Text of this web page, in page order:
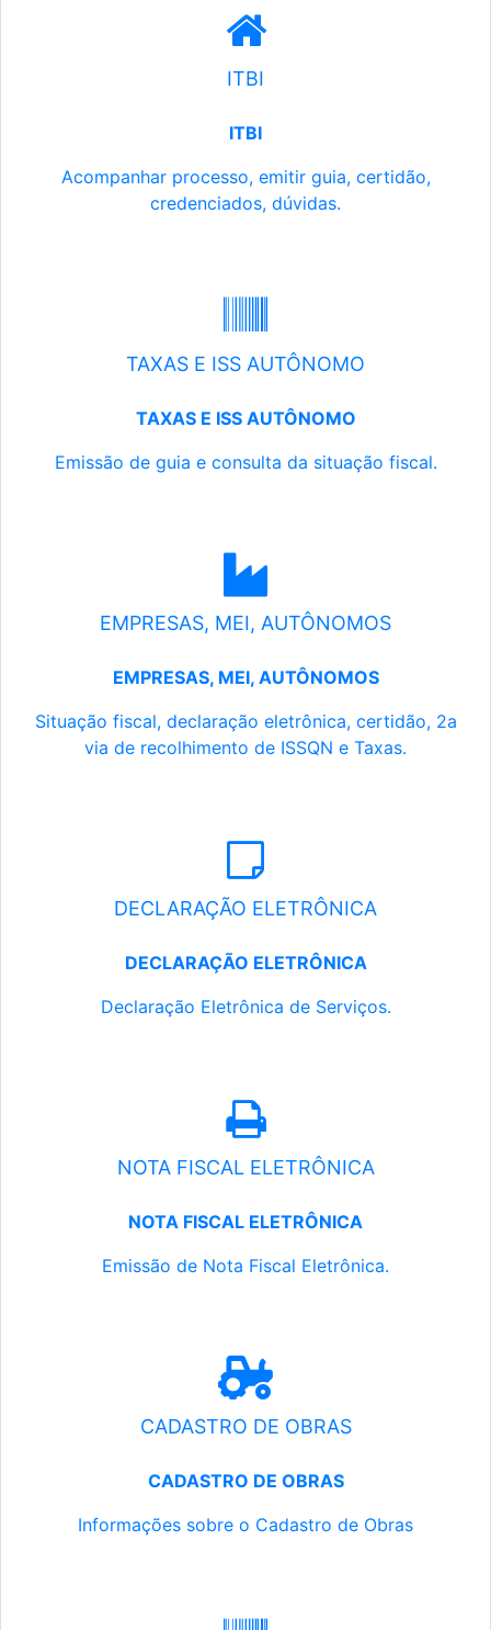
ITBI
ITBI
Acompanhar processo, emitir guia, certidão,
credenciados, dúvidas.
TAXAS E ISS AUTÔNOMO
TAXAS E ISS AUTÔNOMO
Emissão de guia e consulta da situação fiscal.
EMPRESAS, MEI, AUTÔNOMOS
EMPRESAS, MEI, AUTÔNOMOS
Situação fiscal, declaração eletrônica, certidão, 2a
via de recolhimento de ISSQN e Taxas.
DECLARAÇÃO ELETRÔNICA
DECLARAÇÃO ELETRÔNICA
Declaração Eletrônica de Serviços.
NOTA FISCAL ELETRÔNICA
NOTA FISCAL ELETRÔNICA
Emissão de Nota Fiscal Eletrônica.
CADASTRO DE OBRAS
CADASTRO DE OBRAS
Informações sobre o Cadastro de Obras